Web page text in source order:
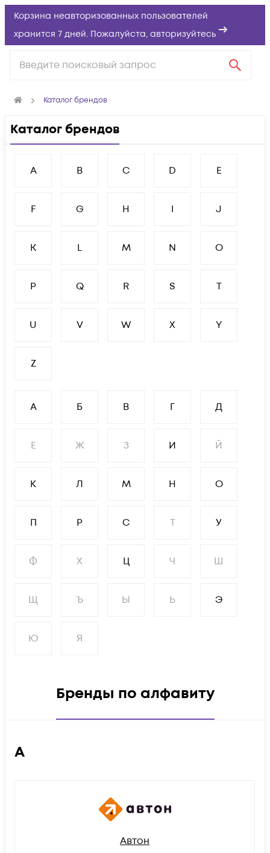
Корзина неавторизованных пользователей
хранится 7 дней. Пожалуйста, авторизуйтесь
Каталог брендов
Каталог брендов
A B C D E
F G H I J
K L M N O
P Q R S T
U V W X Y
Z
А Б В Г Д
Е Ж З И Й
К Л М Н О
П Р С Т У
Ф Х Ц Ч Ш
Щ Ъ Ы Ь Э
Ю Я
Бренды по алфавиту
А
Автон